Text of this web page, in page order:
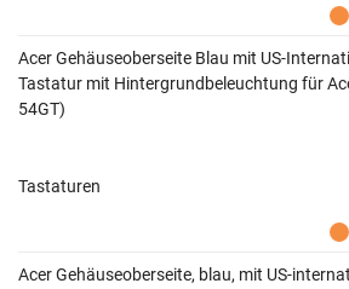
Acer Gehäuseoberseite Blau mit US-
Tastatur mit Hintergrundbeleuchtung für
54GT)
Tastaturen
Acer Gehäuseoberseite, blau, mit US-